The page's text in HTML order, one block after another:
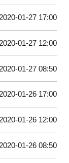
2020-01-27 17:00
2020-01-27 12:00
2020-01-27 08:50
01-26 17:00
2020-01-26 12:00
2020-01-26 08:50